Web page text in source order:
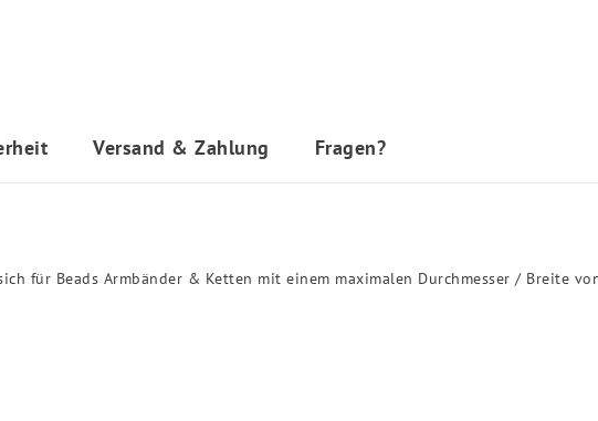
Versand & Zahlung Fragen?
für Beads Armbänder & Ketten mit einem maximalen Durchmesser / Breite